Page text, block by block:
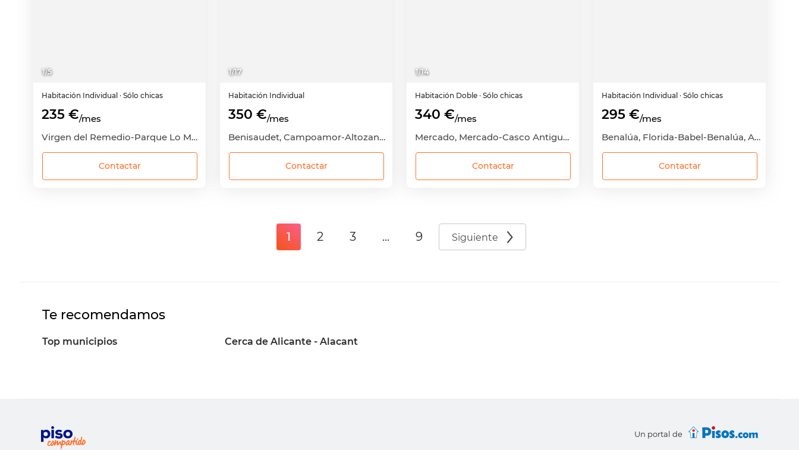
1/5
Habitación Individual · Sólo chicas
235 €/mes
Virgen del Remedio-Parque Lo Morant, Zona Norte, Alicante - Alacant, Alicante
Contactar
1/17
Habitación Individual
350 €/mes
Benisaudet, Campoamor-Altozano, Alicante - Alacant, Alicante
Contactar
1/14
Habitación Doble · Sólo chicas
340 €/mes
Mercado, Mercado-Casco Antiguo, Alicante - Alacant, Alicante
Contactar
Habitación Individual · Sólo chicas
295 €/mes
Benalúa, Florida-Babel-Benalúa, Alicante - Alacant, Alicante
Contactar
1 2 3 ... 9 Siguiente
Te recomendamos
Top municipios Cerca de Alicante - Alacant
Un portal de